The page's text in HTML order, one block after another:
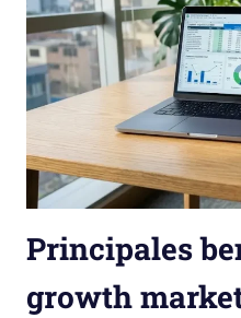
Principales
growth